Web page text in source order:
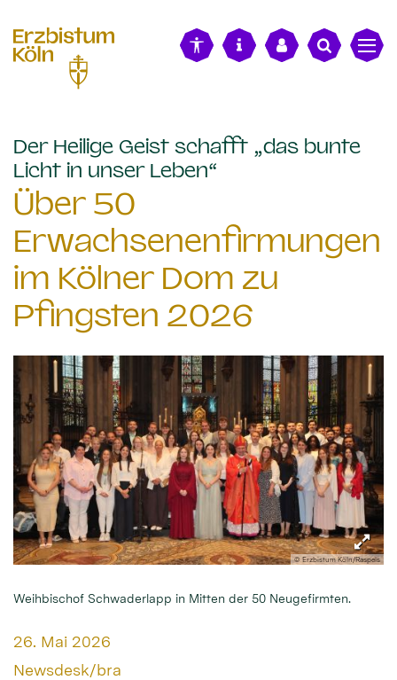
Der Heilige Geist schafft „das bunte
Licht in unser Leben“
Über 50
Erwachsenenfirmungen
im Kölner Dom zu
Pfingsten 2026
© Erzbistum Köln/Raspels
Weihbischof Schwaderlapp in Mitten der 50 Neugefirmten.
Datum:
26. Mai 2026
Von:
Newsdesk/bra